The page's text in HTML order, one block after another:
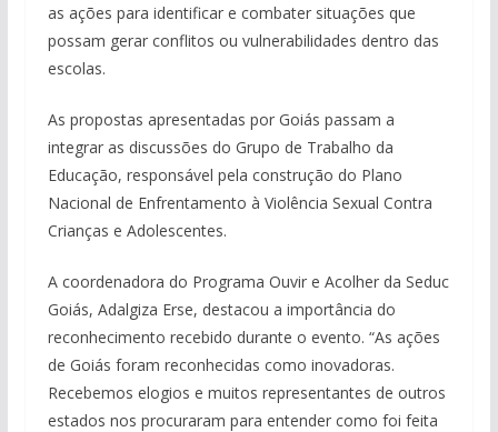
as ações para identificar e combater situações que
possam gerar conflitos ou vulnerabilidades dentro das
escolas.
As propostas apresentadas por Goiás passam a
integrar as discussões do Grupo de Trabalho da
Educação, responsável pela construção do Plano
Nacional de Enfrentamento à Violência Sexual Contra
Crianças e Adolescentes.
A coordenadora do Programa Ouvir e Acolher da Seduc
Goiás, Adalgiza Erse, destacou a importância do
reconhecimento recebido durante o evento. “As ações
de Goiás foram reconhecidas como inovadoras.
Recebemos elogios e muitos representantes de outros
estados nos procuraram para entender como foi feita